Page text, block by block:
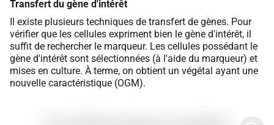
Transfert du gène d'intérêt
Il existe plusieurs techniques de transfert de gènes. Pour
vérifier que les cellules expriment bien le gène d'intérêt, il
suffit de rechercher le marqueur. Les cellules possédant le
gène d'intérêt sont sélectionnées (à l'aide du marqueur) et
mises en culture. À terme, on obtient un végétal ayant une
nouvelle caractéristique (OGM).